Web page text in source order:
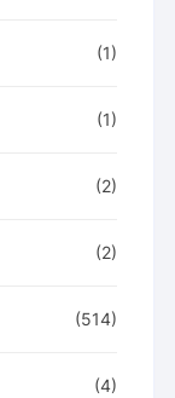
(1)
(1)
(2)
(2)
(514)
(4)